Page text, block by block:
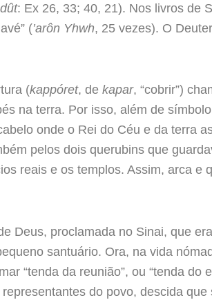
: Ex 26, 33; 40, 21). Nos livros de
(’arôn Yhwh, 25 vezes). O
(kappóret, de kapar, “cobrir”)
na terra. Por isso, além de
onde o Rei do Céu e da terra
pelos dois querubins que
reais e os templos. Assim, arca
Deus, proclamada no Sinai, que
santuário. Ora, na vida
“tenda da reunião”, ou “tenda do
do povo, descida